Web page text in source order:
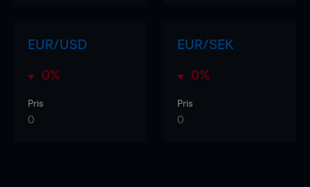
EUR/USD
0%
Pris
0
EUR/SEK
0%
Pris
0